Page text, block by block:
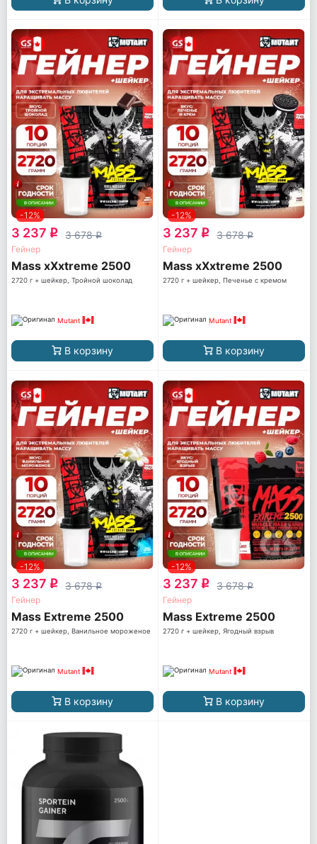
-12%
3 237 q 3 678q
Гейнер
Mass xXxtreme 2500
2720 г + шейкер, Тройной шоколад
Mutant
В корзину
-12%
3 237 q 3 678q
Гейнер
Mass xXxtreme 2500
2720 г + шейкер, Печенье с кремом
Mutant
В корзину
-12%
3 237 q 3 678q
Гейнер
Mass Extreme 2500
2720 г + шейкер, Ванильное мороженое
Mutant
В корзину
-12%
3 237 q 3 678q
Гейнер
Mass Extreme 2500
2720 г + шейкер, Ягодный взрыв
Mutant
В корзину